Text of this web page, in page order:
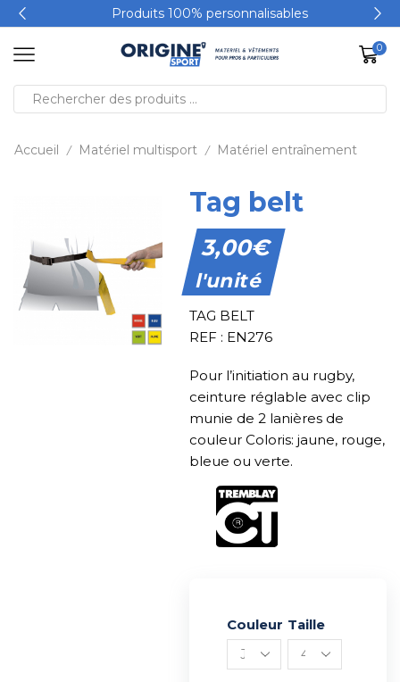
Produits 100% personnalisables
0
Accueil / Matériel multisport / Matériel entraînement
Tag belt
3,00€
l'unité
TAG BELT
REF : EN276
Pour l’initiation au rugby,
ceinture réglable avec clip
munie de 2 lanières de
couleur Coloris: jaune, rouge,
bleue ou verte.
Couleur Taille
Alternative: